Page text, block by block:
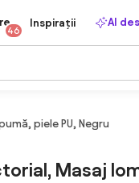
46
Inspirații AI
piele PU, Negru
Masaj